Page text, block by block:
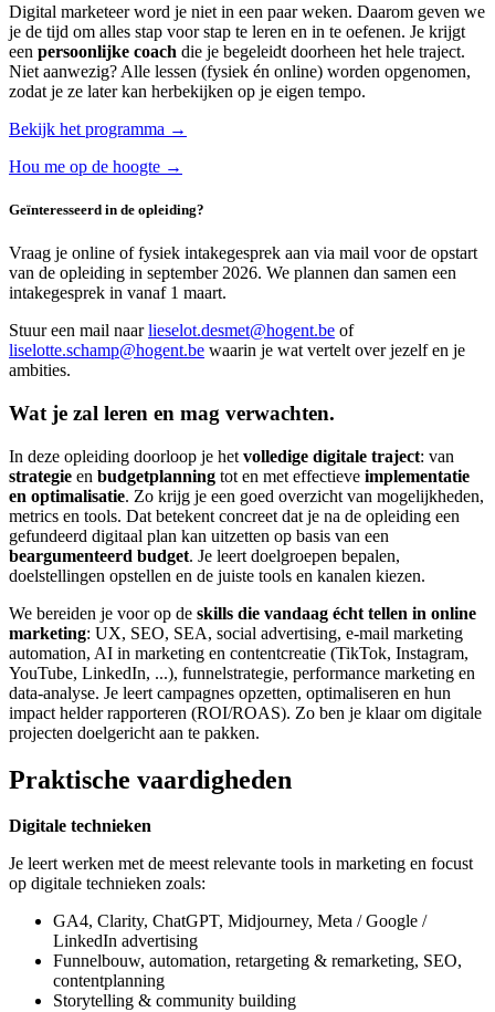
Digital marketeer word je niet in een paar weken. Daarom geven we
je de tijd om alles stap voor stap te leren en in te oefenen. Je krijgt
een persoonlijke coach die je begeleidt doorheen het hele traject.
Niet aanwezig? Alle lessen (fysiek én online) worden opgenomen,
zodat je ze later kan herbekijken op je eigen tempo.
Bekijk het programma →
Hou me op de hoogte →
Geïnteresseerd in de opleiding?
Vraag je online of fysiek intakegesprek aan via mail voor de opstart
van de opleiding in september 2026. We plannen dan samen een
intakegesprek in vanaf 1 maart.
Stuur een mail naarlieselot.desmet@hogent.be of
liselotte.schamp@hogent.be waarin je wat vertelt over jezelf en je
ambities.
Wat je zal leren en mag verwachten.
In deze opleiding doorloop je het volledige digitale traject: van
strategie en budgetplanning tot en met effectieve implementatie
en optimalisatie. Zo krijg je een goed overzicht van mogelijkheden,
metrics en tools. Dat betekent concreet dat je na de opleiding een
gefundeerd digitaal plan kan uitzetten op basis van een
beargumenteerd budget. Je leert doelgroepen bepalen,
doelstellingen opstellen en de juiste tools en kanalen kiezen.
We bereiden je voor op de skills die vandaag écht tellen in online
marketing: UX, SEO, SEA, social advertising, e-mail marketing
automation, AI in marketing en contentcreatie (TikTok, Instagram,
YouTube, LinkedIn, ...), funnelstrategie, performance marketing en
data-analyse. Je leert campagnes opzetten, optimaliseren en hun
impact helder rapporteren (ROI/ROAS). Zo ben je klaar om digitale
projecten doelgericht aan te pakken.
Praktische vaardigheden
Digitale technieken
Je leert werken met de meest relevante tools in marketing en focust
op digitale technieken zoals:
GA4, Clarity, ChatGPT, Midjourney, Meta / Google /
LinkedIn advertising
Funnelbouw, automation, retargeting & remarketing, SEO,
contentplanning
Storytelling & community building